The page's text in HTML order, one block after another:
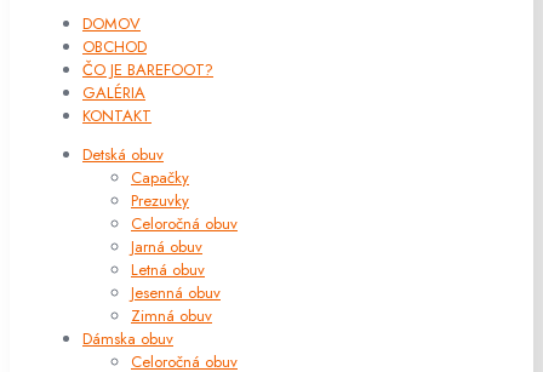
DOMOV
OBCHOD
ČO JE BAREFOOT?
GALÉRIA
KONTAKT
Detská obuv
Capačky
Prezuvky
Celoročná obuv
Jarná obuv
Letná obuv
Jesenná obuv
Zimná obuv
Dámska obuv
Celoročná obuv